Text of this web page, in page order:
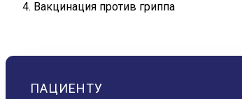
Вакцинация против гриппа
ПАЦИЕНТУ